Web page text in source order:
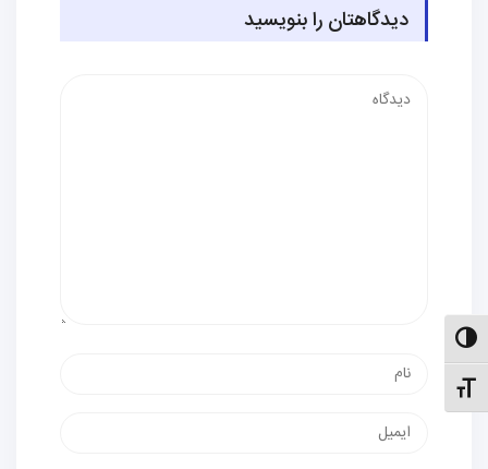
حالت کنتراست بالا
تنظیم اندازهٔ فونت
دیدگاهتان را بنویسید
پست